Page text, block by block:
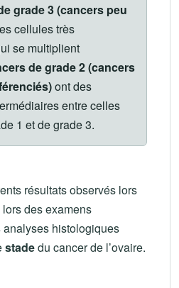
grade 3 (cancers peu
cellules très
se multiplient
de grade 2 (cancers
ont des
entre celles
1 et de grade 3.
résultats observés lors
des examens
analyses histologiques
stadedu cancer de l’ovaire.